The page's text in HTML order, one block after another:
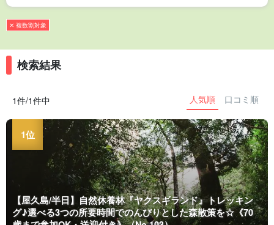
✕ 複数割対象
検索結果
1件/1件中 人気順 口コミ順
【屋久島/半日】自然休養林『ヤクスギランド』トレッキン
グ♪選べる3つの所要時間でのんびりとした森散策を☆《70